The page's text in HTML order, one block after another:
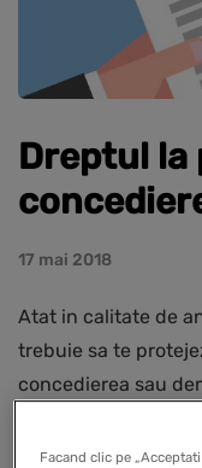
Dreptul la
17 mai 2018
Atat in calitate de
trebuie sa te
concedierea sau
Facand clic pe